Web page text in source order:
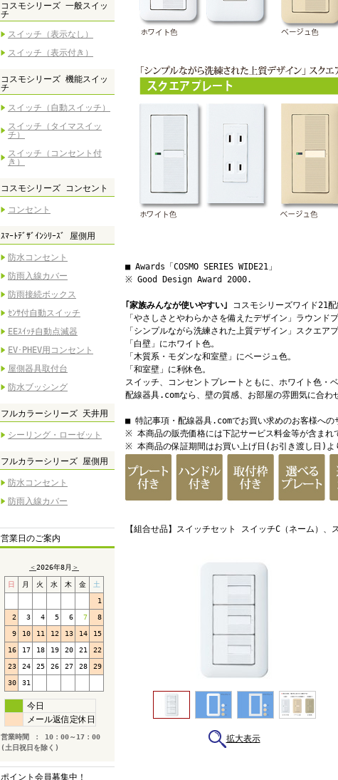
コスモシリーズ 一般スイッ
チ
スイッチ（表示なし）
スイッチ（表示付き）
コスモシリーズ 機能スイッ
チ
スイッチ（自動スイッチ）
スイッチ（タイマスイッ
チ）
スイッチ（コンセント付
き）
コスモシリーズ コンセント
コンセント
ｽﾏｰﾄﾃﾞｻﾞｲﾝｼﾘｰｽﾞ 屋側用
防水コンセント
防雨入線カバー
防雨接続ボックス
ｾﾝｻ付自動スイッチ
EEｽｲｯﾁ自動点滅器
EV･PHEV用コンセント
屋側器具取付台
防水ブッシング
フルカラーシリーズ 天井用
シーリング・ローゼット
フルカラーシリーズ 屋側用
防水コンセント
防雨入線カバー
営業日のご案内
＜2026年8月 ＞
日 月 火 水 木 金 土
1
2 3 4 5 6 7 8
9 10 11 12 13 14 15
16 17 18 19 20 21 22
23 24 25 26 27 28 29
30 31
今日
メール返信定休日
営業時間 ： 10：00～17：00
(土日祝日を除く)
ポイント会員募集中！
■ Awards「COSMO SERIES WIDE21」
※ Good Design Award 2000.
｢家族みんなが使いやすい｣ コスモシリーズワイド21配
「やさしさとやわらかさを備えたデザイン」ラウンドプ
「シンプルながら洗練された上質デザイン」スクエアプ
「白壁」にホワイト色。
「木質系・モダンな和室壁」にベージュ色。
「和室壁」に利休色。
スイッチ、コンセントプレートともに、ホワイト色・
配線器具.comなら、壁の質感、お部屋の雰囲気に合わ
■ 特記事項・配線器具.comでお買い求めのお客様への
※ 本商品の販売価格には下記サービス料金等が含まれ
※ 本商品の保証期間はお買い上げ日(お引き渡し日)よ
【組合せ品】スイッチセット スイッチC（ネーム）、
拡大表示